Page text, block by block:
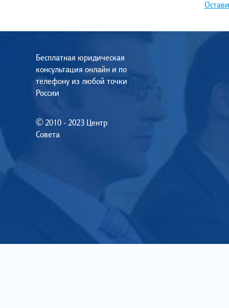
Бесплатная юридическая
консультация онлайн и по
телефону из любой точки
России
© 2010 - 2023 Центр
Совета